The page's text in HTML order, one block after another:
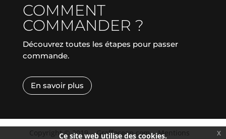
COMMENT
COMMANDER ?
Découvrez toutes les étapes pour passer
commande.
En savoir plus
Copyright © 2019| Graffocean.com | Mentions
Ce site web utilise des cookies. x